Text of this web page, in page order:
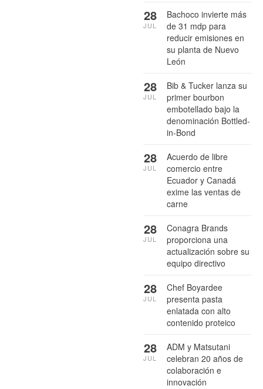
Bachoco invierte más
de 31 mdp para
reducir emisiones en
su planta de Nuevo
León
28
JUL
Bib & Tucker lanza su
primer bourbon
embotellado bajo la
denominación Bottled-
in-Bond
28
JUL
Acuerdo de libre
comercio entre
Ecuador y Canadá
exime las ventas de
carne
28
JUL
Conagra Brands
proporciona una
actualización sobre su
equipo directivo
28
JUL
Chef Boyardee
presenta pasta
enlatada con alto
contenido proteico
28
JUL
ADM y Matsutani
celebran 20 años de
colaboración e
innovación
28
JUL